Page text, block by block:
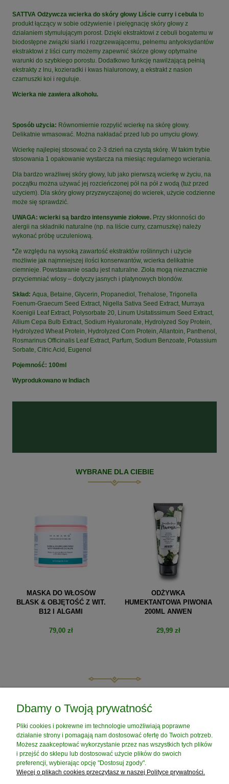
SATTVA Odżywcza wcierka do skóry głowy Liście curry i cebula to
produkt łączący w sobie odżywienie i pielęgnację skóry głowy z
działaniem stymulującym porost. Dzięki ekstraktowi z cebuli bogatemu w
biodostępne związki siarki i rozgrzewającemu, pełnemu antyoksydantów
ekstraktowi z liści curry możemy zapewnić skórze głowy optymalne
warunki do szybkiego porostu. Dodatkowo funkcję nawilżającą pełnią
ekstrakty z lnu, kozieradki i kwas hialuronowy, a ekstrakt z nasion
czarnuszki koi i reguluje.
Wcierka nie zawiera alkoholu.
Sposób użycia: Równomiernie rozpylić wcierkę na skórę głowy.
Delikatnie wmasować. Można nakładać przed lub po umyciu głowy.
Wcierkę najlepiej stosować co 2-3 dzień na czystą skórę. W takim trybie
stosowania 1 opakowanie wystarcza na miesiąc regularnego wcierania.
Dla bardzo wrażliwej skóry głowy, lub jako pierwszą wcierkę w życiu, na
początku można używać jej rozcieńczonej pół na pół z wodą (tuż przed
użyciem). Dla skóry głowy przyzwyczajonej do wcierek, użycie codzienne
może się sprawdzić.
UWAGA: wcierki są bardzo intensywnie ziołowe. Przy skłonności do
alergii na składniki naturalne (np. na liście curry, czarnuszkę) należy
wykonać próbę uczuleniową.
*Ze względu na wysoką zawartość ekstraktów roślinnych i użycie
możliwie jak najmniejszej ilości konserwantów, wcierka delikatnie
ciemnieje. Powstawanie osadu jest naturalne. Zioła mogą nieznacznie
przyciemniać włosy – dotyczy jasnych i platynowych blondów.
Skład: Aqua, Betaine, Glycerin, Propanediol, Trehalose, Trigonella
Foenum-Graecum Seed Extract, Nigella Sativa Seed Extract, Murraya
Koenigii Leaf Extract, Polysorbate 20, Linum Usitatissimum Seed Extract,
Allium Cepa Bulb Extract, Sodium Hyaluronate, Hydrolyzed Soy Protein,
Hydrolyzed Wheat Protein, Hydrolyzed Corn Protein, Allantoin, Panthenol,
Rosmarinus Officinalis Leaf Extract, Parfum, Sodium Benzoate, Potassium
Sorbate, Citric Acid, Eugenol
Pojemność: 100ml
Wyprodukowano w Indiach
WYBRANE DLA CIEBIE
MASKA DO WŁOSÓW
BLASK & OBJĘTOŚĆ Z WIT.
B12 I ALGAMI
79,00 zł
do koszyka
ODŻYWKA
HUMEKTANTOWA PIWONIA
200ML ANWEN
29,99 zł
do koszyka
MOJE KONTO
PŁATNOŚCI I DOSTAWA
Dbamy o Twoją prywatność
Pliki cookies i pokrewne im technologie umożliwiają poprawne
działanie strony i pomagają nam dostosować ofertę do Twoich potrzeb.
Możesz zaakceptować wykorzystanie przez nas wszystkich tych plików
i przejść do sklepu lub dostosować użycie plików do swoich
preferencji, wybierając opcję "Dostosuj zgody".
Więcej o plikach cookies przeczytasz w naszej Polityce prywatności.